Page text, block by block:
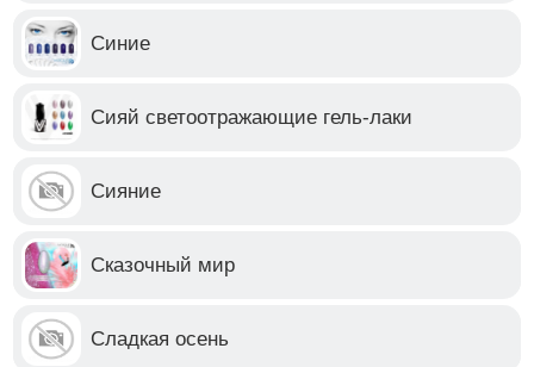
Синие
Сияй светоотражающие гель-лаки
Сияние
Сказочный мир
Сладкая осень